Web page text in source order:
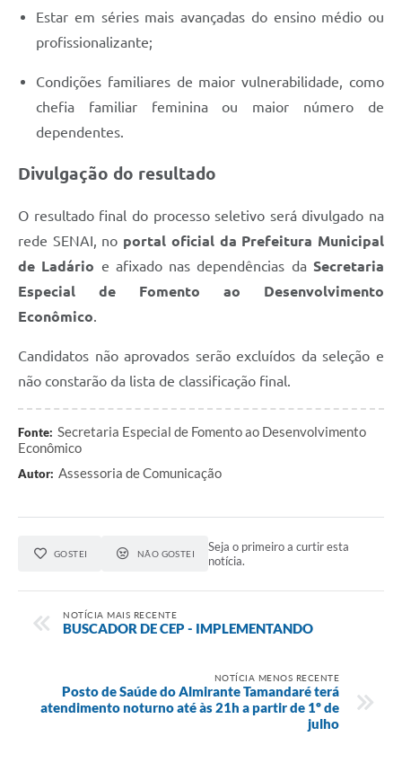
Estar em séries mais avançadas do ensino médio ou
profissionalizante;
Condições familiares de maior vulnerabilidade, como
chefia familiar feminina ou maior número de
dependentes.
Divulgação do resultado
O resultado final do processo seletivo será divulgado na
rede SENAI, no portal oficial da Prefeitura Municipal
de Ladário e afixado nas dependências daSecretaria
Especial de Fomento ao Desenvolvimento
Econômico.
Candidatos não aprovados serão excluídos da seleção e
não constarão da lista de classificação final.
Fonte: Secretaria Especial de Fomento ao Desenvolvimento
Econômico
Autor: Assessoria de Comunicação
GOSTEI NÃO GOSTEI
Seja o primeiro a curtir esta
notícia.
NOTÍCIA MAIS RECENTE
BUSCADOR DE CEP - IMPLEMENTANDO
NOTÍCIA MENOS RECENTE
Posto de Saúde do Almirante Tamandaré terá
atendimento noturno até às 21h a partir de 1º de
julho